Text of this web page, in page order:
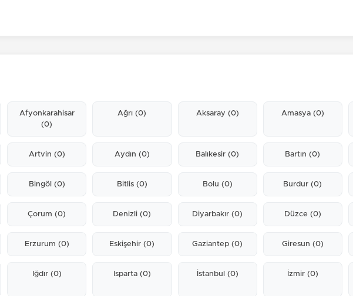
Afyonkarahisar
(0)
Ağrı(0) Aksaray (0) Amasya (0)
Artvin (0) Aydın (0) Balıkesir(0) Bartın(0)
Bingöl (0) Bitlis (0) Bolu (0) Burdur(0)
Çorum(0) Denizli(0) Diyarbakır(0) Düzce (0)
Erzurum (0) Eskişehir(0) Gaziantep(0) Giresun (0)
Iğdır (0) Isparta (0) İstanbul (0) İzmir (0)